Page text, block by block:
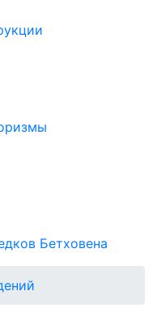
Бетховена